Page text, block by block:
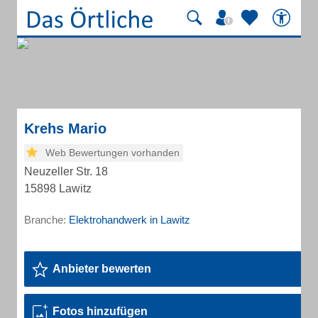
Krehs Mario
Web Bewertungen vorhanden
Neuzeller Str. 18
15898 Lawitz
Branche: Elektrohandwerk in Lawitz
Anbieter bewerten
Fotos hinzufügen